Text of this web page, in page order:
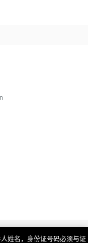
姓名，身份证号码必须与证